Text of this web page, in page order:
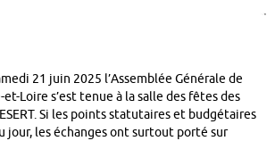
21 juin 2025 l’Assemblée Générale de
et-Loire s’est tenue à la salle des fêtes des
Si les points statutaires et budgétaires
jour, les échanges ont surtout porté sur